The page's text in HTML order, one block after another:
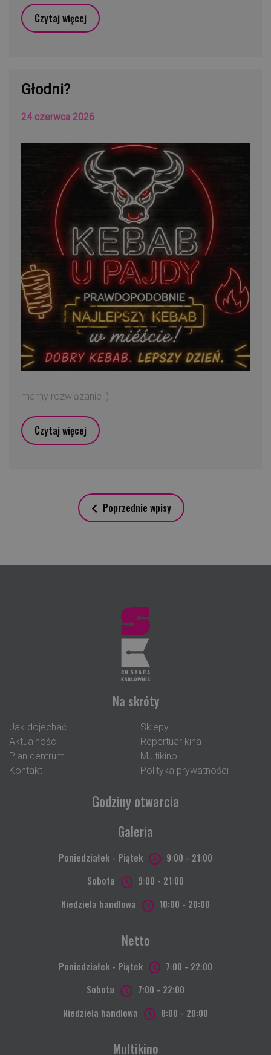
Czytaj więcej
Głodni?
24 czerwca 2026
mamy rozwiązanie :)
Czytaj więcej
Poprzednie wpisy
Na skróty
Jak dojechać
Aktualności
Plan centrum
Kontakt
Sklepy
Repertuar kina
Multikino
Polityka prywatności
Godziny otwarcia
Galeria
Poniedziałek - Piątek
9:00 - 21:00
Sobota
9:00 - 21:00
Niedziela handlowa
10:00 - 20:00
Netto
Poniedziałek - Piątek
7:00 - 22:00
Sobota
7:00 - 22:00
Niedziela handlowa
8:00 - 20:00
Multikino